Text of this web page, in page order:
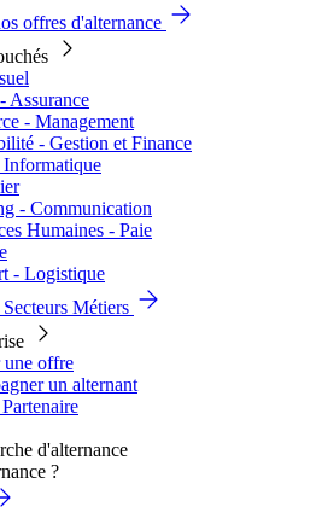
offres d'alternance
Assurance
- Management
- Gestion et Finance
- Communication
Humaines - Paie
- Logistique
Métiers
une offre
un alternant
?